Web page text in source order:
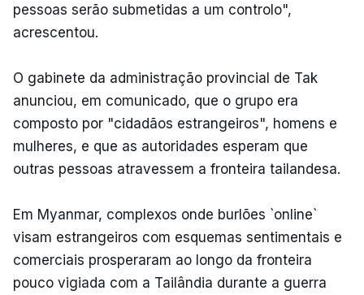
pessoas serão submetidas a um controlo",
acrescentou.
O gabinete da administração provincial de Tak
anunciou, em comunicado, que o grupo era
composto por "cidadãos estrangeiros", homens e
mulheres, e que as autoridades esperam que
outras pessoas atravessem a fronteira tailandesa.
Em Myanmar, complexos onde burlões `online`
visam estrangeiros com esquemas sentimentais e
comerciais prosperaram ao longo da fronteira
pouco vigiada com a Tailândia durante a guerra